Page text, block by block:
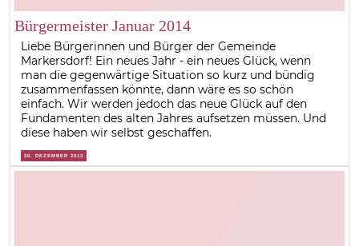
Bürgermeister Januar 2014
Liebe Bürgerinnen und Bürger der Gemeinde
Markersdorf! Ein neues Jahr - ein neues Glück, wenn
man die gegenwärtige Situation so kurz und bündig
zusammenfassen könnte, dann wäre es so schön
einfach. Wir werden jedoch das neue Glück auf den
Fundamenten des alten Jahres aufsetzen müssen. Und
diese haben wir selbst geschaffen.
30. DEZEMBER 2013